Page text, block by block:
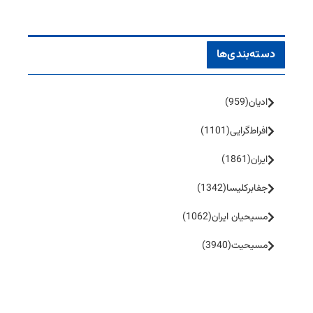
دسته‌بندی‌ها
ادیان(959)
افراط‌گرایی(1101)
ایران(1861)
جفا‌بر‌کلیسا(1342)
مسیحیان ایران(1062)
مسیحیت(3940)